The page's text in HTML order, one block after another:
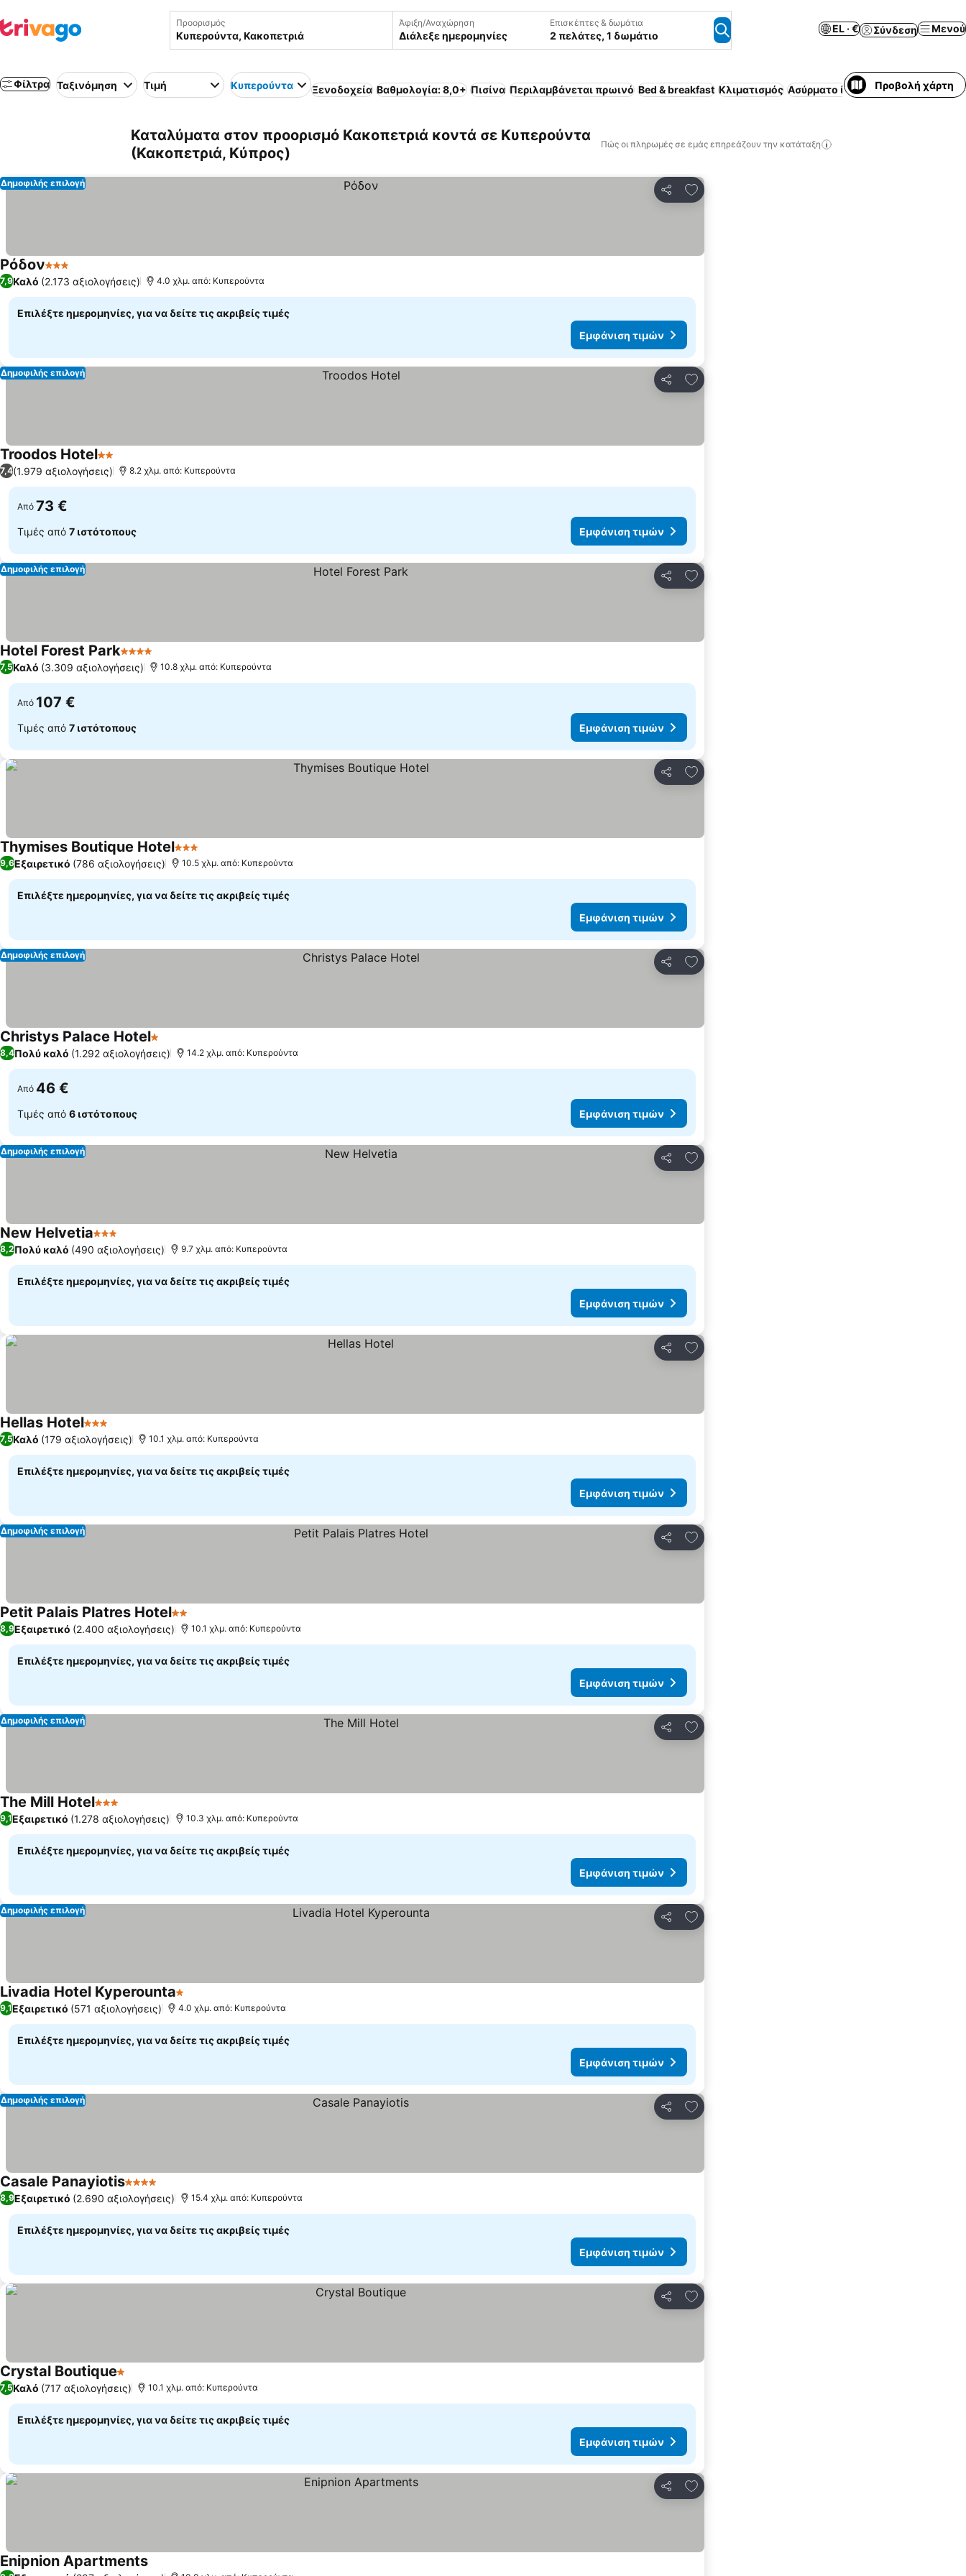
Προορισμός Άφιξη/Αναχώρηση
Διάλεξε ημερομηνίες
Επισκέπτες & δωμάτια
2 πελάτες, 1 δωμάτιο
EL · € Σύνδεση Μενού
Φίλτρα Ταξινόμηση Τιμή Κυπερούντα Ξενοδοχεία Βαθμολογία: 8,0+ Πισίνα Περιλαμβάνεται πρωινό Bed & breakfast Κλιματισμός Ασύρματο ίντερνετΠροβολή χάρτη
Καταλύματα στον προορισμό Κακοπετριά κοντά σε Κυπερούντα
(Κακοπετριά, Κύπρος)
Πώς οι πληρωμές σε εμάς επηρεάζουν την κατάταξη
Κοινοποίηση
Προσθήκη στα αγαπημένα
Δημοφιλής επιλογή
Ρόδον3 Αστέρια
7,9Καλό (2.173 αξιολογήσεις) 4.0 χλμ. από: Κυπερούντα
Επιλέξτε ημερομηνίες, για να δείτε τις ακριβείς τιμές
Εμφάνιση τιμών
Κοινοποίηση
Προσθήκη στα αγαπημένα
Δημοφιλής επιλογή
Troodos Hotel2 Αστέρια
7,4(1.979 αξιολογήσεις) 8.2 χλμ. από: Κυπερούντα
Από 73 €
Τιμές από 7 ιστότοπους Εμφάνιση τιμών
Κοινοποίηση
Προσθήκη στα αγαπημένα
Δημοφιλής επιλογή
Hotel Forest Park4 Αστέρια
7,5Καλό (3.309 αξιολογήσεις) 10.8 χλμ. από: Κυπερούντα
Από 107 €
Τιμές από 7 ιστότοπους Εμφάνιση τιμών
Κοινοποίηση
Προσθήκη στα αγαπημένα
Thymises Boutique Hotel3 Αστέρια
9,6Εξαιρετικό (786 αξιολογήσεις) 10.5 χλμ. από: Κυπερούντα
Επιλέξτε ημερομηνίες, για να δείτε τις ακριβείς τιμές
Εμφάνιση τιμών
Κοινοποίηση
Προσθήκη στα αγαπημένα
Δημοφιλής επιλογή
Christys Palace Hotel1 Αστέρια
8,4Πολύ καλό (1.292 αξιολογήσεις) 14.2 χλμ. από: Κυπερούντα
Από 46 €
Τιμές από 6 ιστότοπους Εμφάνιση τιμών
Κοινοποίηση
Προσθήκη στα αγαπημένα
Δημοφιλής επιλογή
New Helvetia3 Αστέρια
8,2Πολύ καλό (490 αξιολογήσεις) 9.7 χλμ. από: Κυπερούντα
Επιλέξτε ημερομηνίες, για να δείτε τις ακριβείς τιμές
Εμφάνιση τιμών
Κοινοποίηση
Προσθήκη στα αγαπημένα
Hellas Hotel3 Αστέρια
7,5Καλό (179 αξιολογήσεις) 10.1 χλμ. από: Κυπερούντα
Επιλέξτε ημερομηνίες, για να δείτε τις ακριβείς τιμές
Εμφάνιση τιμών
Κοινοποίηση
Προσθήκη στα αγαπημένα
Δημοφιλής επιλογή
Petit Palais Platres Hotel2 Αστέρια
8,9Εξαιρετικό (2.400 αξιολογήσεις) 10.1 χλμ. από: Κυπερούντα
Επιλέξτε ημερομηνίες, για να δείτε τις ακριβείς τιμές
Εμφάνιση τιμών
Κοινοποίηση
Προσθήκη στα αγαπημένα
Δημοφιλής επιλογή
The Mill Hotel3 Αστέρια
9,1Εξαιρετικό (1.278 αξιολογήσεις) 10.3 χλμ. από: Κυπερούντα
Επιλέξτε ημερομηνίες, για να δείτε τις ακριβείς τιμές
Εμφάνιση τιμών
Κοινοποίηση
Προσθήκη στα αγαπημένα
Δημοφιλής επιλογή
Livadia Hotel Kyperounta1 Αστέρια
9,1Εξαιρετικό (571 αξιολογήσεις) 4.0 χλμ. από: Κυπερούντα
Επιλέξτε ημερομηνίες, για να δείτε τις ακριβείς τιμές
Εμφάνιση τιμών
Κοινοποίηση
Προσθήκη στα αγαπημένα
Δημοφιλής επιλογή
Casale Panayiotis4 Αστέρια
8,9Εξαιρετικό (2.690 αξιολογήσεις) 15.4 χλμ. από: Κυπερούντα
Επιλέξτε ημερομηνίες, για να δείτε τις ακριβείς τιμές
Εμφάνιση τιμών
Κοινοποίηση
Προσθήκη στα αγαπημένα
Crystal Boutique1 Αστέρια
7,5Καλό (717 αξιολογήσεις) 10.1 χλμ. από: Κυπερούντα
Επιλέξτε ημερομηνίες, για να δείτε τις ακριβείς τιμές
Εμφάνιση τιμών
Κοινοποίηση
Προσθήκη στα αγαπημένα
Enipnion Apartments